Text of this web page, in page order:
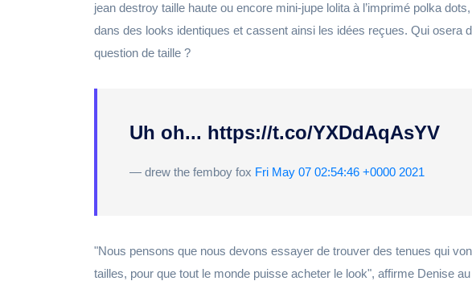
jean destroy taille haute ou encore mini-jupe lolita à l’imprimé polka
dans des looks identiques et cassent ainsi les idées reçues. Qui osera
question de taille ?
Uh oh... https://t.co/YXDdAqAsYV
— drew the femboy fox Fri May 07 02:54:46 +0000 2021
"Nous pensons que nous devons essayer de trouver des tenues qui
tailles, pour que tout le monde puisse acheter le look", affirme Denise